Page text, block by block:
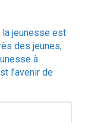
la jeunesse est
des jeunes,
à
l’avenir de